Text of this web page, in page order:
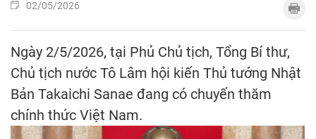
02/05/2026
Ngày 2/5/2026, tại Phủ Chủ tịch, Tổng Bí thư,
Chủ tịch nước Tô Lâm hội kiến Thủ tướng Nhật
Bản Takaichi Sanae đang có chuyến thăm
chính thức Việt Nam.